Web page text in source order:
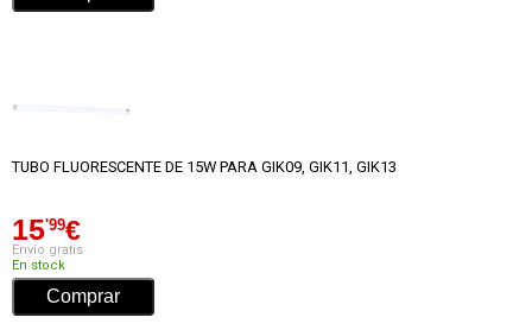
TUBO FLUORESCENTE DE 15W PARA GIK09, GIK11, GIK13
15'99€
Envío gratis
En stock